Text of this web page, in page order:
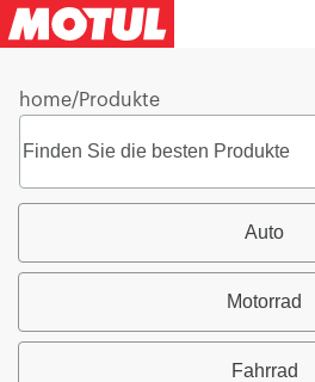
home/Produkte
Auto
Motorrad
Fahrrad